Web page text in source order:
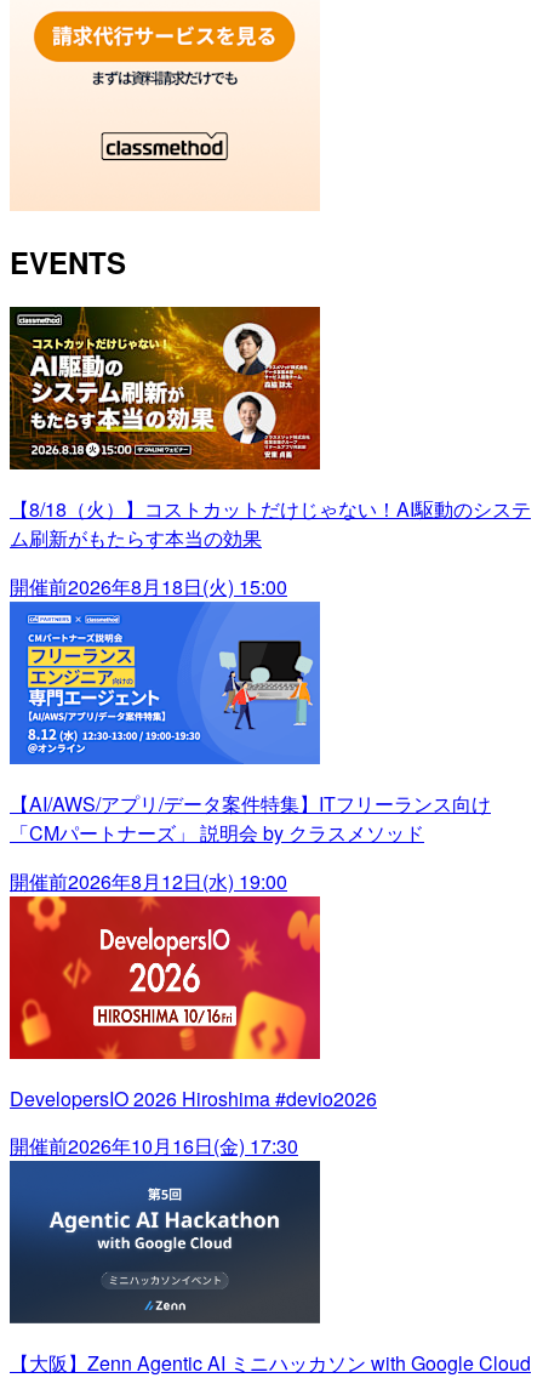
EVENTS
【8/18（火）】コストカットだけじゃない！AI駆動のシステ
ム刷新がもたらす本当の効果
開催前2026年8月18日(火) 15:00
【AI/AWS/アプリ/データ案件特集】ITフリーランス向け
「CMパートナーズ」 説明会 by クラスメソッド
開催前2026年8月12日(水) 19:00
DevelopersIO 2026 Hiroshima #devio2026
開催前2026年10月16日(金) 17:30
【大阪】Zenn Agentic AI ミニハッカソン with Google Cloud